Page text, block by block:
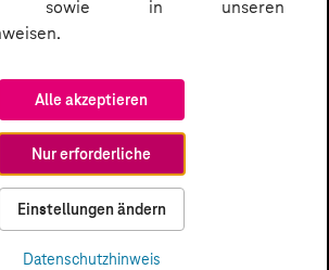
sowie in unseren
Alle akzeptieren
Nur erforderliche
Einstellungen ändern
Datenschutzhinweis
Agenten: Wie
über Copilot hinaus
schaffen